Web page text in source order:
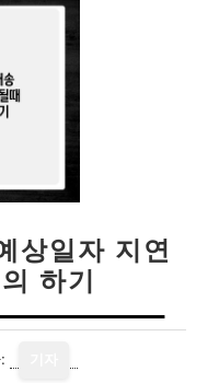
상일자 지연
하기